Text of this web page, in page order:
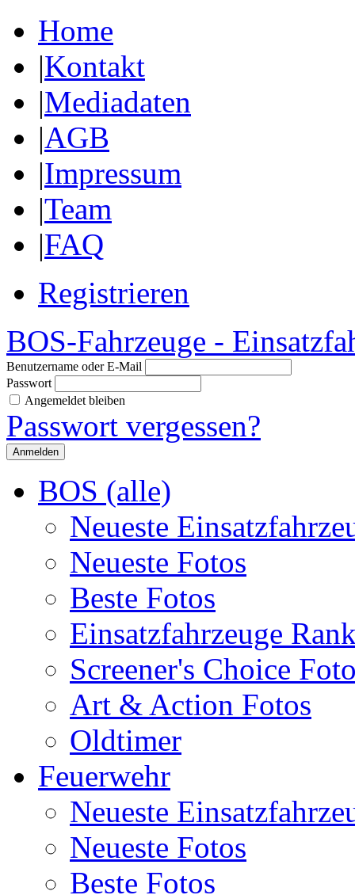
Home
|Kontakt
|Mediadaten
|AGB
|Impressum
|Team
|FAQ
Registrieren
BOS-Fahrzeuge -
Benutzername oder E-Mail
Passwort
Angemeldet bleiben
Passwort vergessen?
BOS (alle)
Neueste
Neueste Fotos
Beste Fotos
Einsatzfahrzeuge
Screener's Choice
Art & Action Fotos
Oldtimer
Feuerwehr
Neueste
Neueste Fotos
Beste Fotos